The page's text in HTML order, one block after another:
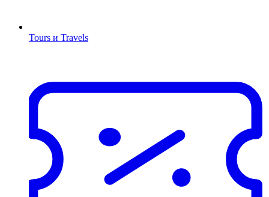
Tours и Travels